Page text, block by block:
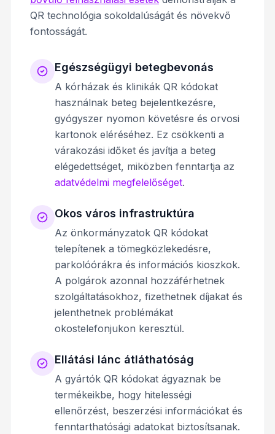
QR technológia sokoldalúságát és növekvő
fontosságát.
Egészségügyi betegbevonás
A kórházak és klinikák QR kódokat
használnak beteg bejelentkezésre,
gyógyszer nyomon követésre és orvosi
kartonok eléréséhez. Ez csökkenti a
várakozási időket és javítja a beteg
elégedettséget, miközben fenntartja az
adatvédelmi megfelelőséget.
Okos város infrastruktúra
Az önkormányzatok QR kódokat
telepítenek a tömegközlekedésre,
parkolóórákra és információs kioszkok.
A polgárok azonnal hozzáférhetnek
szolgáltatásokhoz, fizethetnek díjakat és
jelenthetnek problémákat
okostelefonjukon keresztül.
Ellátási lánc átláthatóság
A gyártók QR kódokat ágyaznak be
termékeikbe, hogy hitelességi
ellenőrzést, beszerzési információkat és
fenntarthatósági adatokat biztosítsanak.